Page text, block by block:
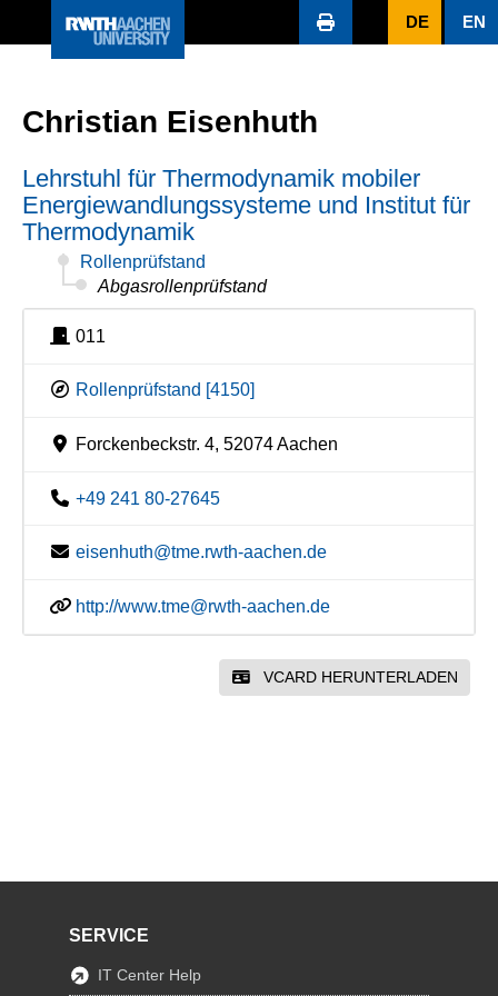
DE EN
Christian Eisenhuth
Lehrstuhl für Thermodynamik mobiler
Energiewandlungssysteme und Institut für
Thermodynamik
Rollenprüfstand
Abgasrollenprüfstand
011
Rollenprüfstand [4150]
Forckenbeckstr. 4, 52074 Aachen
+49 241 80-27645
eisenhuth@tme.rwth-aachen.de
http://www.tme@rwth-aachen.de
VCARD HERUNTERLADEN
SERVICE
IT Center Help